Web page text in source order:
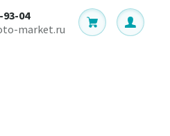
93-04
market.ru